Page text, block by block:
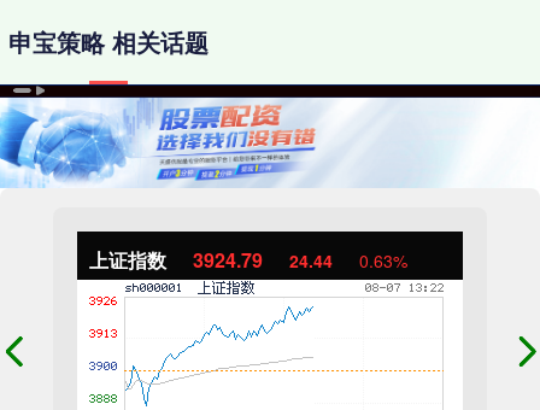
上证指数 3924.79 24.44 0.63%
申宝策略 相关话题